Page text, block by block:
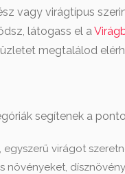
vagy virágtípus
látogass el a
megtalálod
segítenek a
virágot
növényeket,